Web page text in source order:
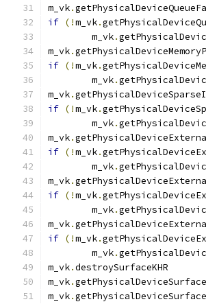
m_vk.
if (!m_vk.
	m_vk
.
m_vk.
if (!m_vk.
	m_vk
.
m_vk.
if (!m_vk.
	m_vk
.
m_vk.
if (!m_vk.
	m_vk
.
m_vk.
if (!m_vk.
	m_vk
.
m_vk.
if (!m_vk.
	m_vk
.
m_vk.
m_vk.
m_vk.